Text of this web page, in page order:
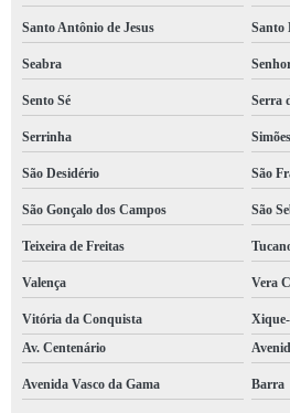
empresa de treinamento nr preços Campo Formoso
encontrar empresa de treinamento nr 32 Amargosa
empresa de treinamento nr 18 orçamento Saúde
empresa de treinamento nr 10 orçamento Jacobina
empresa de treinamento nr 10 Barroquinha
empresa de treinamento nr 33 orçamento
empresa de treinamento nr 20 Camamu
encontrar empresa de treinamento nr 20 Ribeira do
orçamento de empresa de treinamento nr 12 Casa
Santo Antônio de Jesus Santo
Seabra
Sento Sé Serra
Serrinha
São Desidério São
São Gonçalo dos Campos São
Teixeira de Freitas
Valença Vera
Vitória da Conquista
Av. Centenário
Avenida Vasco da Gama Barra